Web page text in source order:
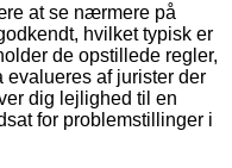
at se nærmere på
hvilket typisk er
de opstillede regler,
evalueres af jurister der
dig lejlighed til en
for problemstillinger i